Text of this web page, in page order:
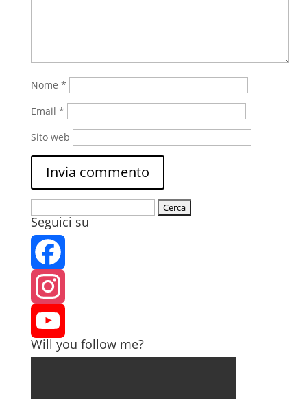
Nome *
Email *
Sito web
per:
Seguici su
Facebook
Instagram
YouTube
Will you follow me?